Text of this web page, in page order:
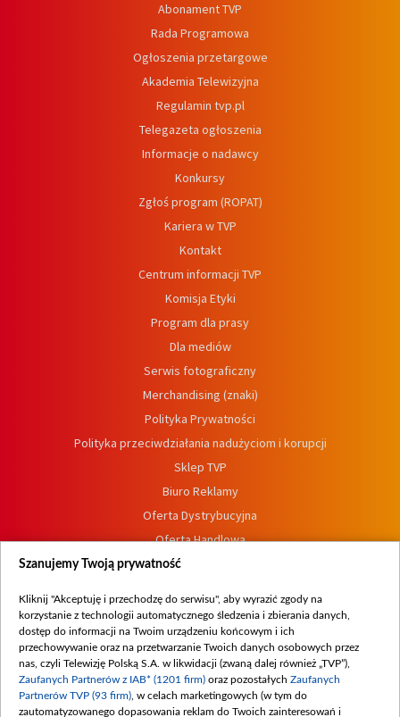
Abonament TVP
Rada Programowa
Ogłoszenia przetargowe
Akademia Telewizyjna
Regulamin tvp.pl
Telegazeta ogłoszenia
Informacje o nadawcy
Konkursy
Zgłoś program (ROPAT)
Kariera w TVP
Kontakt
Centrum informacji TVP
Komisja Etyki
Program dla prasy
Dla mediów
Serwis fotograficzny
Merchandising (znaki)
Polityka Prywatności
Polityka przeciwdziałania nadużyciom i korupcji
Sklep TVP
Biuro Reklamy
Oferta Dystrybucyjna
Oferta Handlowa
Dostępność
Procedura zgłoszeń wewnętrznych
Szanujemy Twoją prywatność
Kliknij "Akceptuję i przechodzę do serwisu", aby wyrazić zgody na
korzystanie z technologii automatycznego śledzenia i zbierania danych,
dostęp do informacji na Twoim urządzeniu końcowym i ich
przechowywanie oraz na przetwarzanie Twoich danych osobowych przez
nas, czyli Telewizję Polską S.A. w likwidacji (zwaną dalej również „TVP”),
Zaufanych Partnerów z IAB* (1201 firm) oraz pozostałych Zaufanych
Partnerów TVP (93 firm) , w celach marketingowych (w tym do
zautomatyzowanego dopasowania reklam do Twoich zainteresowań i